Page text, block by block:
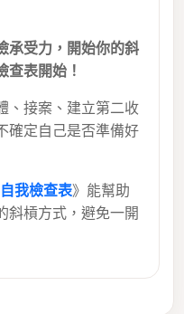
承受力，開始你的斜
查表開始！
、接案、建立第二收
確定自己是否準備好
我檢查表》能幫助
斜槓方式，避免一開